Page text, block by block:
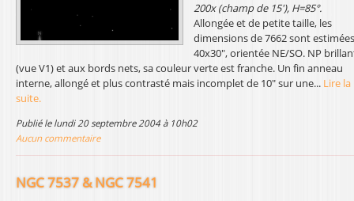
200x (champ de 15'), H=85°.
Allongée et de petite taille, les
dimensions de 7662 sont
40x30", orientée NE/SO. NP
(vue V1) et aux bords nets, sa couleur verte est franche. Un fin anneau
interne, allongé et plus contrasté mais incomplet de 10" sur une... Lire la
suite.
publié le lundi 20 septembre 2004 à 10h02
Aucun commentaire
NGC 7537 & NGC 7541